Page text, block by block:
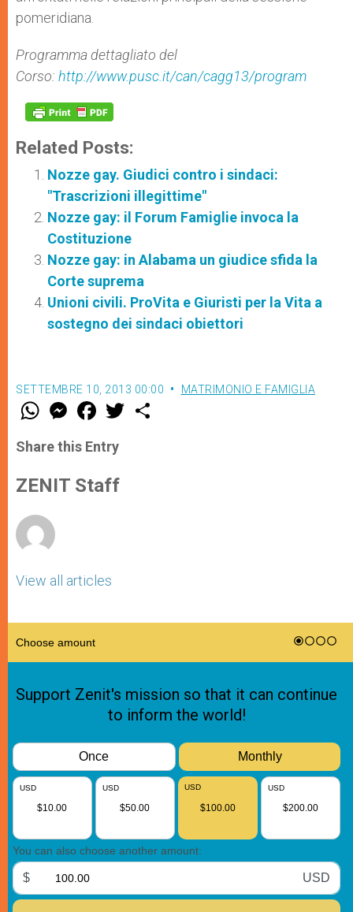
pomeridiana.
Programma dettagliato del
Corso: http://www.pusc.it/can/cagg13/program
Related Posts:
Nozze gay. Giudici contro i sindaci:
"Trascrizioni illegittime"
Nozze gay: il Forum Famiglie invoca la
Costituzione
Nozze gay: in Alabama un giudice sfida la
Corte suprema
Unioni civili. ProVita e Giuristi per la Vita a
sostegno dei sindaci obiettori
SETTEMBRE 10, 2013 00:00 MATRIMONIO E FAMIGLIA
W
t
s
p
p
M
e
s
e
g
e
F
a
e
b
o
k
w
Share this Entry
ZENIT Staff
View all articles